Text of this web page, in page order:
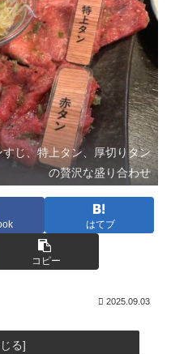
じ、特上タン、厚切りタン
の贅沢な盛り合わせ
はてブ
コピー
2025.09.03